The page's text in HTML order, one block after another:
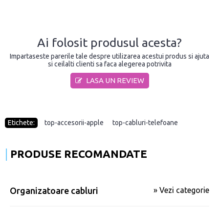
Ai folosit produsul acesta?
Impartaseste parerile tale despre utilizarea acestui produs si ajuta
si ceilalti clienti sa faca alegerea potrivita
LASA UN REVIEW
Etichete: top-accesorii-apple top-cabluri-telefoane
PRODUSE RECOMANDATE
Organizatoare cabluri » Vezi categorie